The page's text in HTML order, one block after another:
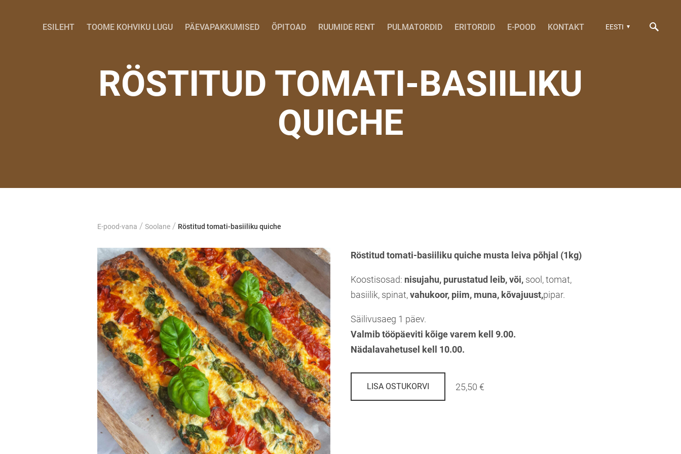
ESILEHT TOOME KOHVIKU LUGU PÄEVAPAKKUMISED ÕPITOAD RUUMIDE RENT PULMATORDID ERITORDID E-POOD KONTAKT EESTI
RÖSTITUD TOMATI-BASIILIKU
QUICHE
E-pood-vana / Soolane / Röstitud tomati-basiiliku quiche
Röstitud tomati-basiiliku quiche musta leiva põhjal (1kg)
Koostisosad: nisujahu, purustatud leib,või, sool, tomat,
basiilik, spinat,vahukoor, piim, muna, kõvajuust,pipar.
Säilivusaeg 1 päev.
Valmib tööpäeviti kõige varem kell 9.00.
Nädalavahetusel kell 10.00.
LISA OSTUKORVI 25,50 €